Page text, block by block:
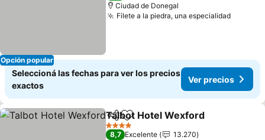
Opción popular
Ciudad de Donegal
Filete a la piedra, una especialidadVer
Seleccioná las fechas para ver los precios
exactos
Ver precios
Compartir
Añadir a favoritos
Talbot Hotel Wexford
4 Estrellas
8,7 Excelente
13.270